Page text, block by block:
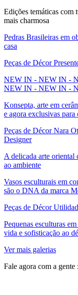
Edições temáticas com
mais charmosa
Pedras Brasileiras em
casa
Peças de Décor
NEW IN - NEW IN -
NEW IN - NEW IN -
Konsepta, arte em
e agora exclusivas para
Peças de Décor Nara
Designer
A delicada arte oriental
ao ambiente
Vasos esculturais em
são o DNA da marca
Peças de Décor
Pequenas esculturas
vida e sofisticação ao
Ver mais galerias
Fale agora com a